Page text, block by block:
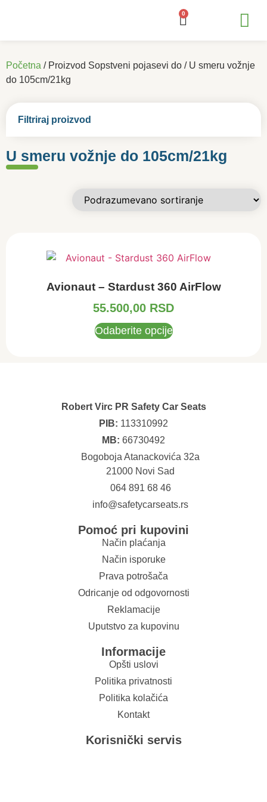
0
Početna / Proizvod Sopstveni pojasevi do / U smeru vožnje
do 105cm/21kg
Filtriraj proizvod
U smeru vožnje do 105cm/21kg
Avionaut – Stardust 360 AirFlow
55.500,00 RSD
Odaberite opcije
Robert Virc PR Safety Car Seats
PIB: 113310992
MB: 66730492
Bogoboja Atanackovića 32a
21000 Novi Sad
064 891 68 46
info@safetycarseats.rs
Pomoć pri kupovini
Način plaćanja
Način isporuke
Prava potrošača
Odricanje od odgovornosti
Reklamacije
Uputstvo za kupovinu
Informacije
Opšti uslovi
Politika privatnosti
Politika kolačića
Kontakt
Korisnički servis